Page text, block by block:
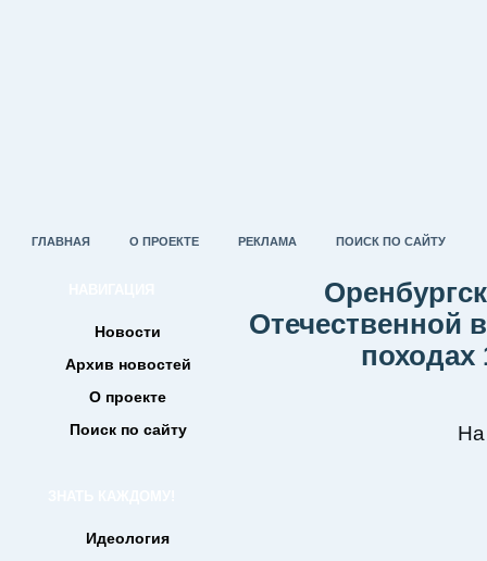
ГЛАВНАЯ О ПРОЕКТЕ РЕКЛАМА ПОИСК ПО САЙТУ
Новости
Архив новостей
О проекте
Поиск по сайту
Идеология
Отечественной
походах
На